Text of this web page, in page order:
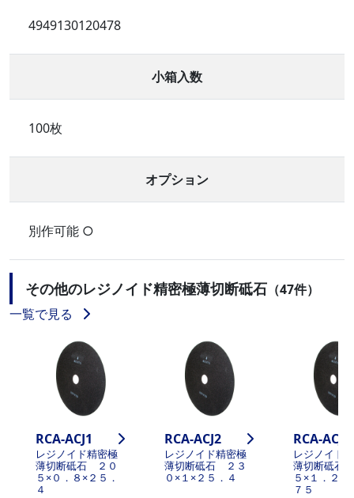
4949130120478
小箱入数
100枚
オプション
別作可能 ○
その他のレジノイド精密極薄切断砥石 （47件）
一覧で見る
RCA-ACJ1
レジノイド精密極
薄切断砥石 ２０
５×０．８×２５．
４
RCA-ACJ2
レジノイド精密極
薄切断砥石 ２３
０×１×２５．４
RCA-ACJ3
レジノイド
薄切断砥石
５×１．２×
７５